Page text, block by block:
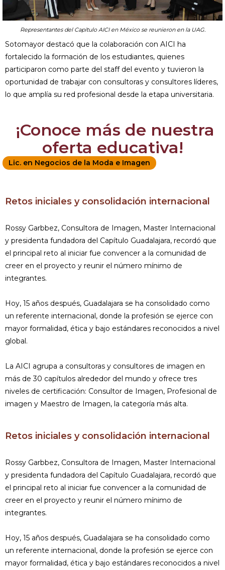
Representantes del Capítulo AICI en México se reunieron en la UAG.
Sotomayor destacó que la colaboración con AICI ha
fortalecido la formación de los estudiantes, quienes
participaron como parte del staff del evento y tuvieron la
oportunidad de trabajar con consultoras y consultores líderes,
lo que amplía su red profesional desde la etapa universitaria.
¡Conoce más de nuestra
oferta educativa!
Lic. en Negocios de la Moda e Imagen
Retos iniciales y consolidación internacional
Rossy Garbbez, Consultora de Imagen, Master Internacional
y presidenta fundadora del Capítulo Guadalajara, recordó que
el principal reto al iniciar fue convencer a la comunidad de
creer en el proyecto y reunir el número mínimo de
integrantes.
Hoy, 15 años después, Guadalajara se ha consolidado como
un referente internacional, donde la profesión se ejerce con
mayor formalidad, ética y bajo estándares reconocidos a nivel
global.
La AICI agrupa a consultoras y consultores de imagen en
más de 30 capítulos alrededor del mundo y ofrece tres
niveles de certificación: Consultor de Imagen, Profesional de
imagen y Maestro de Imagen, la categoría más alta.
Retos iniciales y consolidación internacional
Rossy Garbbez, Consultora de Imagen, Master Internacional
y presidenta fundadora del Capítulo Guadalajara, recordó que
el principal reto al iniciar fue convencer a la comunidad de
creer en el proyecto y reunir el número mínimo de
integrantes.
Hoy, 15 años después, Guadalajara se ha consolidado como
un referente internacional, donde la profesión se ejerce con
mayor formalidad, ética y bajo estándares reconocidos a nivel